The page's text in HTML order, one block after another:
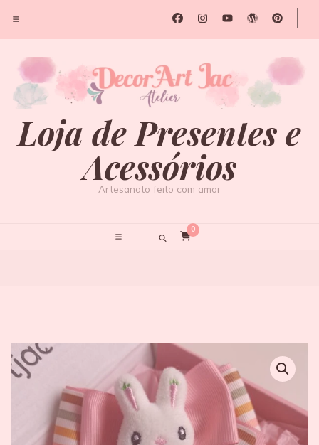
Loja de Presentes e
Acessórios
Artesanato feito com amor
0